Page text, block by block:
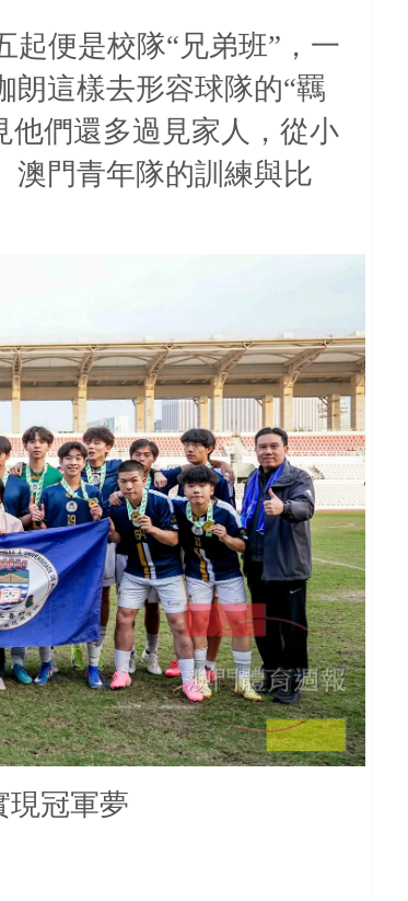
起便是校隊“兄弟班”，一
朗這樣去形容球隊的“羈
他們還多過見家人，從小
澳門青年隊的訓練與比
現冠軍夢